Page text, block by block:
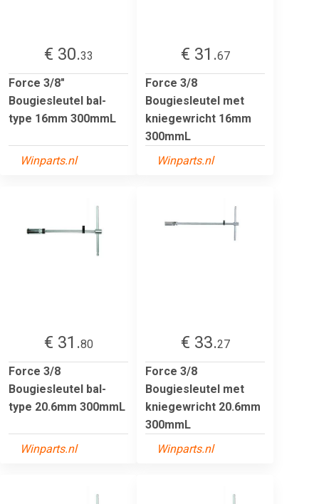
€ 30.33
Force 3/8"
Bougiesleutel bal-
type 16mm 300mmL
Winparts.nl
€ 31.67
Force 3/8
Bougiesleutel met
kniegewricht 16mm
300mmL
Winparts.nl
€ 31.80
Force 3/8
Bougiesleutel bal-
type 20.6mm 300mmL
Winparts.nl
€ 33.27
Force 3/8
Bougiesleutel met
kniegewricht 20.6mm
300mmL
Winparts.nl